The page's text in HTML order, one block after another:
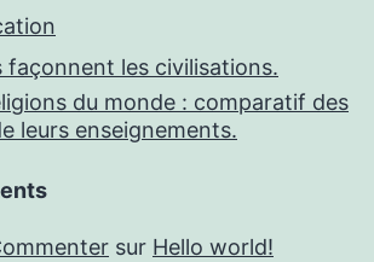
façonnent les civilisations.
du monde : comparatif des
leurs enseignements.
sur Hello world!